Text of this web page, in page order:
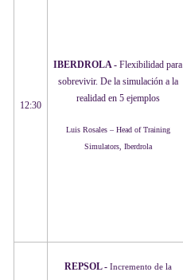
12:30
IBERDROLA - Flexibilidad para
sobrevivir. De la simulación a la
realidad en 5 ejemplos
Luis Rosales – Head of Training
Simulators, Iberdrola
REPSOL - Incremento de la